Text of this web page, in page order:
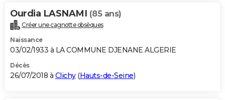
Ourdia LASNAMI (85 ans)
Créer une cagnotte obsèques
Naissance
03/02/1933 à LA COMMUNE DJENANE ALGERIE
Décès
26/07/2018 à Clichy(Hauts-de-Seine)